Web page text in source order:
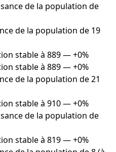
de la population de
de la population de 19
stable à 889 — +0%
stable à 889 — +0%
de la population de 21
stable à 910 — +0%
de la population de
stable à 819 — +0%